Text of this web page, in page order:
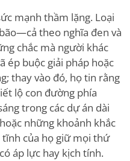
mạnh thầm lặng. Loại
theo nghĩa đen và
chắc mà người khác
ép buộc giải pháp hoặc
thay vào đó, họ tin rằng
lộ con đường phía
trong các dự án dài
những khoảnh khắc
của họ giữ mọi thứ
áp lực hay kịch tính.